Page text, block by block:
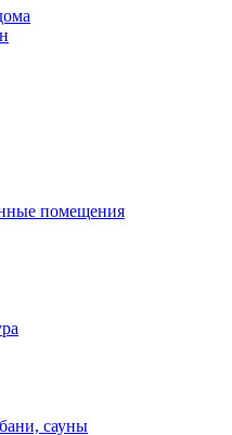
помещения
сауны